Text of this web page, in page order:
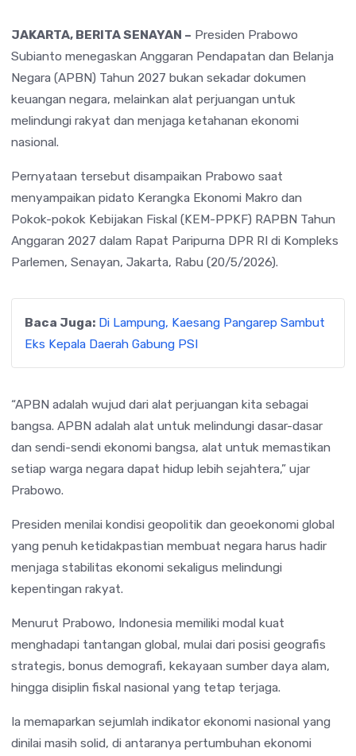
JAKARTA, BERITA SENAYAN – Presiden Prabowo
Subianto menegaskan Anggaran Pendapatan dan Belanja
Negara (APBN) Tahun 2027 bukan sekadar dokumen
keuangan negara, melainkan alat perjuangan untuk
melindungi rakyat dan menjaga ketahanan ekonomi
nasional.
Pernyataan tersebut disampaikan Prabowo saat
menyampaikan pidato Kerangka Ekonomi Makro dan
Pokok-pokok Kebijakan Fiskal (KEM-PPKF) RAPBN Tahun
Anggaran 2027 dalam Rapat Paripurna DPR RI di Kompleks
Parlemen, Senayan, Jakarta, Rabu (20/5/2026).
Baca Juga: Di Lampung, Kaesang Pangarep Sambut
Eks Kepala Daerah Gabung PSI
“APBN adalah wujud dari alat perjuangan kita sebagai
bangsa. APBN adalah alat untuk melindungi dasar-dasar
dan sendi-sendi ekonomi bangsa, alat untuk memastikan
setiap warga negara dapat hidup lebih sejahtera,” ujar
Prabowo.
Presiden menilai kondisi geopolitik dan geoekonomi global
yang penuh ketidakpastian membuat negara harus hadir
menjaga stabilitas ekonomi sekaligus melindungi
kepentingan rakyat.
Menurut Prabowo, Indonesia memiliki modal kuat
menghadapi tantangan global, mulai dari posisi geografis
strategis, bonus demografi, kekayaan sumber daya alam,
hingga disiplin fiskal nasional yang tetap terjaga.
Ia memaparkan sejumlah indikator ekonomi nasional yang
dinilai masih solid, di antaranya pertumbuhan ekonomi